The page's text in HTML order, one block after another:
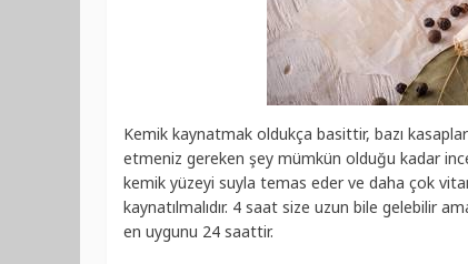
Kemik kaynatmak oldukça basittir, bazı
etmeniz gereken şey mümkün olduğu kadar
kemik yüzeyi suyla temas eder ve daha çok
kaynatılmalıdır. 4 saat size uzun bile gelebilir
en uygunu 24 saattir.